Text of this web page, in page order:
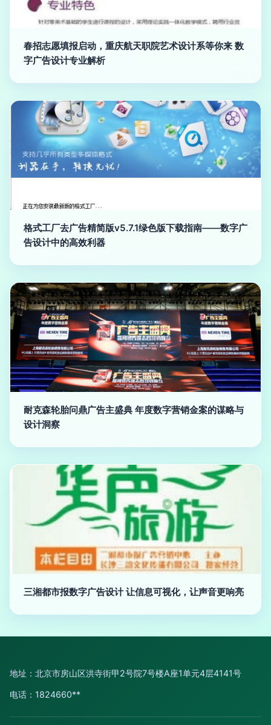
春招志愿填报启动，重庆航天职院艺术设计系等你来 数
字广告设计专业解析
格式工厂去广告精简版v5.7.1绿色版下载指南——数字广
告设计中的高效利器
耐克森轮胎问鼎广告主盛典 年度数字营销金案的谋略与
设计洞察
三湘都市报数字广告设计 让信息可视化，让声音更响亮
地址：北京市房山区洪寺街甲2号院7号楼A座1单元4层4141号
电话：1824660**